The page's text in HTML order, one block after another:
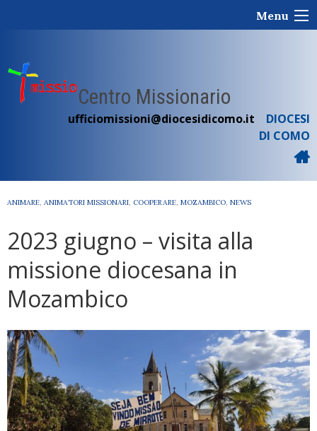
Menu
Centro Missionario
ufficiomissioni@diocesidicomo.it
DIOCESI
DI COMO
ANIMARE, ANIMATORI MISSIONARI, COOPERARE, MOZAMBICO, NEWS
2023 giugno – visita alla
missione diocesana in
Mozambico